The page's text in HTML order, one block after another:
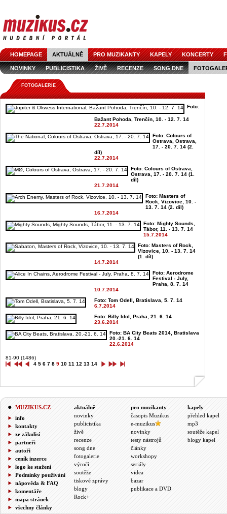
HOMEPAGE AKTUÁLNĚ PRO MUZIKANTY KAPELY KONCERTY
NOVINKY PUBLICISTIKA ŽIVĚ RECENZE SONG DNE
FOTOGALERIE
Foto:
Bažant Pohoda, Trenčín, 10. - 12. 7. 14
22.7.2014
Foto: Colours of
Ostrava, Ostrava,
17. - 20. 7. 14 (2.
díl)
22.7.2014
Foto: Colours of Ostrava,
Ostrava, 17. - 20. 7. 14 (1.
díl)
21.7.2014
Foto: Masters of
Rock, Vizovice, 10. -
13. 7. 14 (2. díl)
16.7.2014
Foto: Mighty Sounds,
Tábor, 11. - 13. 7. 14
15.7.2014
Foto: Masters of Rock,
Vizovice, 10. - 13. 7. 14
(1. díl)
14.7.2014
Foto: Aerodrome
Festival - July,
Praha, 8. 7. 14
10.7.2014
Foto: Tom Odell, Bratislava, 5. 7. 14
6.7.2014
Foto: Billy Idol, Praha, 21. 6. 14
23.6.2014
Foto: BA City Beats 2014, Bratislava
20.-21. 6. 14
22.6.2014
81-90 (1486)
4 5 6 7 8 9 10 11 12 13 14
MUZIKUS.CZ
info
kontakty
ze zákulisí
partneři
autoři
ceník inzerce
logo ke stažení
Podmínky používání
nápověda & FAQ
komentáře
mapa stránek
všechny články
aktuálně
novinky
publicistika
živě
recenze
song dne
fotogalerie
výročí
soutěže
tiskové zprávy
blogy
Rock+
pro muzikanty
časopis Muzikus
e-muzikus
novinky
testy nástrojů
články
workshopy
seriály
videa
bazar
publikace a DVD
kapely
přehled kapel
mp3
soutěže kapel
blogy kapel